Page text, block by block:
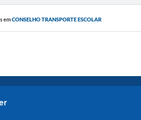
emCONSELHO TRANSPORTE ESCOLAR